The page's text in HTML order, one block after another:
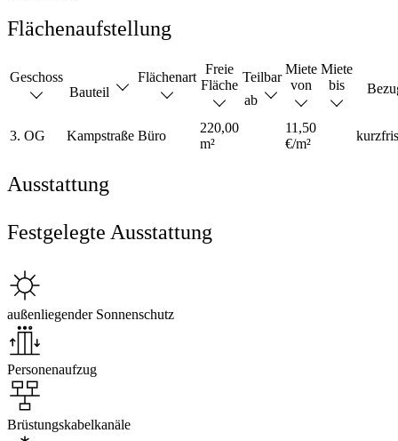
Flächenaufstellung
Geschoss
Bauteil
Flächenart
Freie
Fläche
Teilbar
ab
Miete
von
Miete
bis
3. OG Kampstraße Büro
220,00
m²
11,50
€/m²
Ausstattung
Festgelegte Ausstattung
außenliegender Sonnenschutz
Personenaufzug
Brüstungskabelkanäle